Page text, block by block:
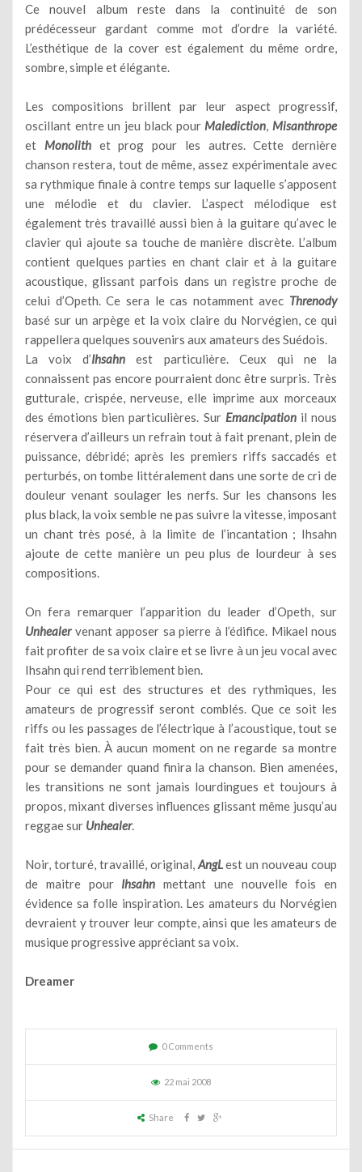
Ce nouvel album reste dans la continuité de son
prédécesseur gardant comme mot d’ordre la variété.
L’esthétique de la cover est également du même ordre,
sombre, simple et élégante.
Les compositions brillent par leur aspect progressif,
oscillant entre un jeu black pour Malediction, Misanthrope
et Monolithet prog pour les autres. Cette dernière
chanson restera, tout de même, assez expérimentale avec
sa rythmique finale à contre temps sur laquelle s’apposent
une mélodie et du clavier. L’aspect mélodique est
également très travaillé aussi bien à la guitare qu’avec le
clavier qui ajoute sa touche de manière discrète. L’album
contient quelques parties en chant clair et à la guitare
acoustique, glissant parfois dans un registre proche de
celui d’Opeth. Ce sera le cas notamment avec Threnody
basé sur un arpège et la voix claire du Norvégien, ce qui
rappellera quelques souvenirs aux amateurs des Suédois.
La voix d’Ihsahn est particulière. Ceux qui ne la
connaissent pas encore pourraient donc être surpris. Très
gutturale, crispée, nerveuse, elle imprime aux morceaux
des émotions bien particulières. Sur Emancipationil nous
réservera d’ailleurs un refrain tout à fait prenant, plein de
puissance, débridé; après les premiers riffs saccadés et
perturbés, on tombe littéralement dans une sorte de cri de
douleur venant soulager les nerfs. Sur les chansons les
plus black, la voix semble ne pas suivre la vitesse, imposant
un chant très posé, à la limite de l’incantation ; Ihsahn
ajoute de cette manière un peu plus de lourdeur à ses
compositions.
On fera remarquer l’apparition du leader d’Opeth, sur
Unhealervenant apposer sa pierre à l’édifice. Mikael nous
fait profiter de sa voix claire et se livre à un jeu vocal avec
Ihsahn qui rend terriblement bien.
Pour ce qui est des structures et des rythmiques, les
amateurs de progressif seront comblés. Que ce soit les
riffs ou les passages de l’électrique à l’acoustique, tout se
fait très bien. À aucun moment on ne regarde sa montre
pour se demander quand finira la chanson. Bien amenées,
les transitions ne sont jamais lourdingues et toujours à
propos, mixant diverses influences glissant même jusqu’au
reggae sur Unhealer.
Noir, torturé, travaillé, original, AngLest un nouveau coup
de maitre pour Ihsahn mettant une nouvelle fois en
évidence sa folle inspiration. Les amateurs du Norvégien
devraient y trouver leur compte, ainsi que les amateurs de
musique progressive appréciant sa voix.
Dreamer
0 Comments
22 mai 2008
Share